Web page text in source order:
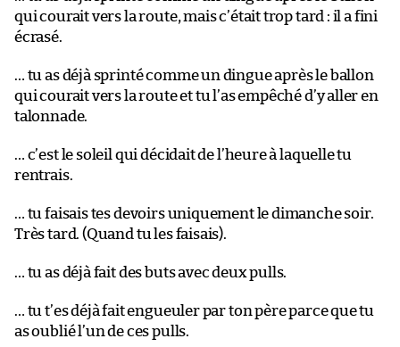
qui courait vers la route, mais c’était trop tard : il a fini
écrasé.
… tu as déjà sprinté comme un dingue après le ballon
qui courait vers la route et tu l’as empêché d’y aller en
talonnade.
… c’est le soleil qui décidait de l’heure à laquelle tu
rentrais.
… tu faisais tes devoirs uniquement le dimanche soir.
Très tard. (Quand tu les faisais).
… tu as déjà fait des buts avec deux pulls.
… tu t’es déjà fait engueuler par ton père parce que tu
as oublié l’un de ces pulls.